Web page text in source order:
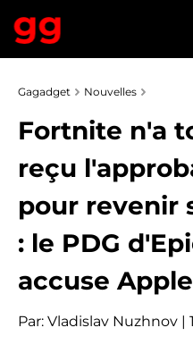
Gagadget Nouvelles
Fortnite n'a
reçu
pour revenir
: le PDG
accuse
Par: Vladislav Nuzhnov |